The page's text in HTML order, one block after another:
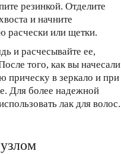
резинкой. Отделите
и начните
расчески или щетки.
и расчесывайте ее,
того, как вы начесали
прическу в зеркало и при
Для более надежной
лак для волос.